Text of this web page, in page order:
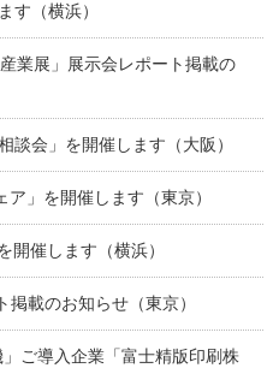
す（横浜）
業展」展示会レポート掲載の
談会」を開催します（大阪）
」を開催します（東京）
開催します（横浜）
掲載のお知らせ（東京）
ご導入企業「富士精版印刷株